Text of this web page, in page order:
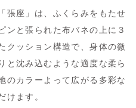
張座」は、ふくらみをもたせ
ンと張られた布バネの上に３
クッション構造で、身体の微
と沈み込むような適度な柔ら
のカラーよって広がる多彩な
けます。